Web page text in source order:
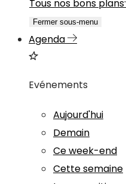
Tous nos bons plans
Fermer sous-menu
Agenda
Evénements
Aujourd'hui
Demain
Ce week-end
Cette semaine